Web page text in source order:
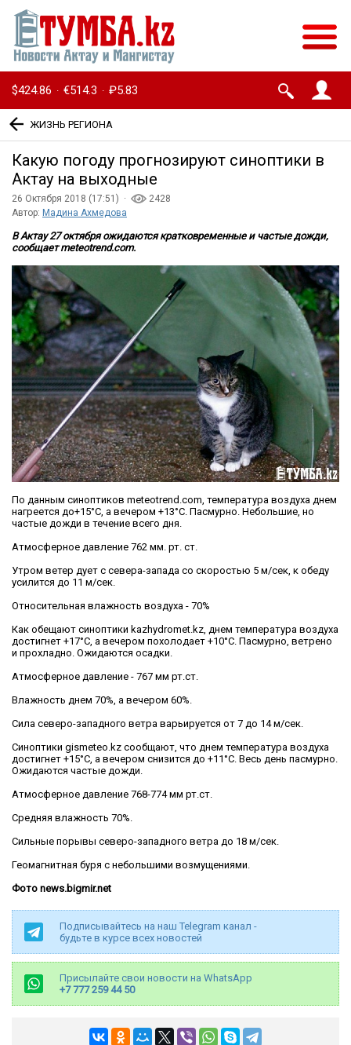
$424.86 · €514.3 · ₽5.83
ЖИЗНЬ РЕГИОНА
Какую погоду прогнозируют синоптики в
Актау на выходные
26 Октября 2018 (17:51) ·
2428
Автор: Мадина Ахмедова
В Актау 27 октября ожидаются кратковременные и частые дожди,
сообщает meteotrend.com.
По данным синоптиков meteotrend.com, температура воздуха днем
нагреется до+15°C, а вечером +13°C. Пасмурно. Небольшие, но
частые дожди в течение всего дня.
Атмосферное давление 762 мм. рт. ст.
Утром ветер дует с севера-запада со скоростью 5 м/сек, к обеду
усилится до 11 м/сек.
Относительная влажность воздуха - 70%
Как обещают синоптики kazhydromet.kz, днем температура воздуха
достигнет +17°C, а вечером похолодает +10°C. Пасмурно, ветрено
и прохладно. Ожидаются осадки.
Атмосферное давление - 767 мм рт.ст.
Влажность днем 70%, а вечером 60%.
Сила северо-западного ветра варьируется от 7 до 14 м/сек.
Синоптики gismeteo.kz сообщают, что днем температура воздуха
достигнет +15°C, а вечером снизится до +11°C. Весь день пасмурно.
Ожидаются частые дожди.
Атмосферное давление 768-774 мм рт.ст.
Средняя влажность 70%.
Сильные порывы северо-западного ветра до 18 м/сек.
Геомагнитная буря с небольшими возмущениями.
Фото news.bigmir.net
Подписывайтесь на наш Telegram канал -
будьте в курсе всех новостей
Присылайте свои новости на WhatsApp
+7 777 259 44 50